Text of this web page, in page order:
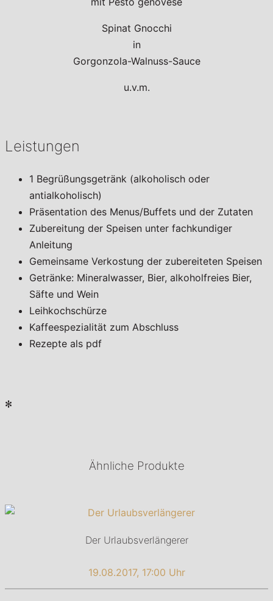
Spinat Gnocchi
in
Gorgonzola-Walnuss-Sauce
u.v.m.
Leistungen
1 Begrüßungsgetränk (alkoholisch oder
antialkoholisch)
Präsentation des Menus/Buffets und der Zutaten
Zubereitung der Speisen unter fachkundiger
Anleitung
Gemeinsame Verkostung der zubereiteten Speisen
Getränke: Mineralwasser, Bier, alkoholfreies Bier,
Säfte und Wein
Leihkochschürze
Kaffeespezialität zum Abschluss
Rezepte als pdf
✻
Ähnliche Produkte
Der Urlaubsverlängerer
19.08.2017, 17:00 Uhr